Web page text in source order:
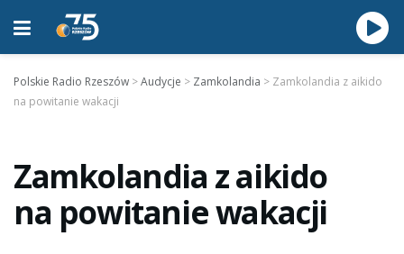
Polskie Radio Rzeszów >Audycje > Zamkolandia > Zamkolandia z aikido
na powitanie wakacji
Zamkolandia z aikido
na powitanie wakacji